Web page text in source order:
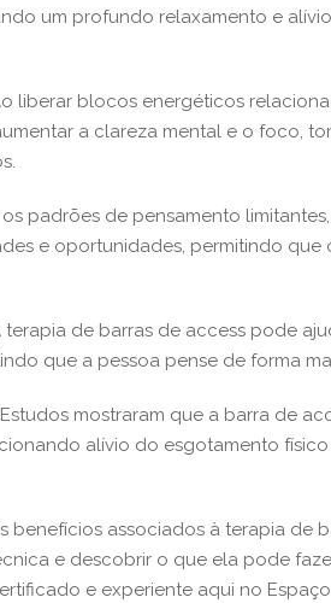
um profundo relaxamento e
liberar blocos energéticos
a clareza mental e o foco,
padrões de pensamento
e oportunidades, permitindo que
terapia de barras de access pode
que a pessoa pense de forma
Estudos mostraram que a barra de
alívio do esgotamento
benefícios associados à terapia de
e descobrir o que ela pode
e experiente aqui no